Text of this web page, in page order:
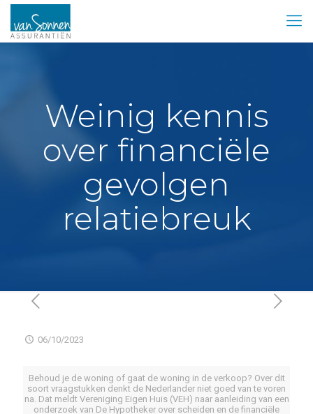
Weinig kennis
over financiële
gevolgen
relatiebreuk
06/10/2023
Behoud je de woning of gaat de woning in de verkoop? Over dit
soort vraagstukken denkt de Nederlander niet goed van te voren
na. Dat meldt Vereniging Eigen Huis (VEH) naar aanleiding van een
onderzoek van De Hypotheker over scheiden en de financiële